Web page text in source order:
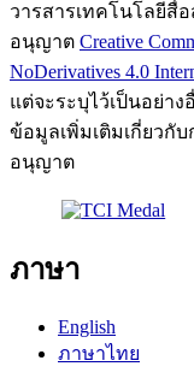
วารสารเทคโนโลยีสื่
อนุญาต Creative
NoDerivatives 4.0
แต่จะระบุไว้เป็นอย่า
ข้อมูลเพิ่มเติมเกี่ยวกั
อนุญาต
ภาษา
English
ภาษาไทย